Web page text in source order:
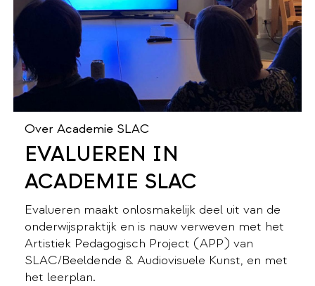
Over Academie SLAC
EVALUEREN IN
ACADEMIE SLAC
Evalueren maakt onlosmakelijk deel uit van de
onderwijspraktijk en is nauw verweven met het
Artistiek Pedagogisch Project (APP) van
SLAC/Beeldende & Audiovisuele Kunst, en met
het leerplan.